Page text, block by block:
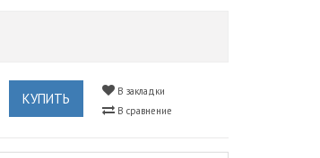
КУПИТЬ
В закладки
В сравнение